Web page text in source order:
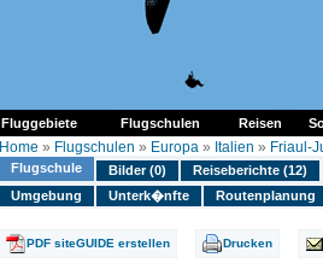
Fluggebiete Flugschulen Reisen
Home » Flugschulen » Europa » Italien » Friaul-
Flugschule Bilder (0)
Reiseberichte (12)
Umgebung
Unterk�nfte Routenplanung
PDF siteGUIDE erstellen Drucken